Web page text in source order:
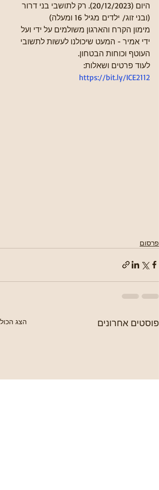
היום (20/12/2023). רק לתושבי בני דרור
(ובני זוג/ ילדים מגיל 16 ומעלה)
מימון הקרח והארגון משולמים על ידי ועל
ידי אמיר - המעט שיכולנו לעשות לתשובי
העוטף וכוחות הבטחון.
לעוד פרטים ושאלות:
https://bit.ly/ICE2112
פרסום
פוסטים אחרונים הצג הכול